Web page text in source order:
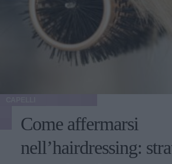
Come affermarsi
nell’hairdressing: